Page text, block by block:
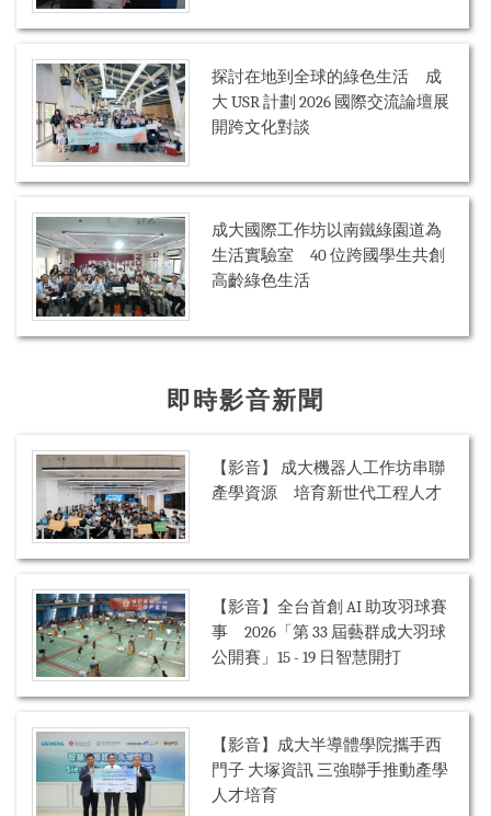
探討在地到全球的綠色生活 成
大 USR 計劃 2026 國際交流論壇展
開跨文化對談
成大國際工作坊以南鐵綠園道為
生活實驗室 40 位跨國學生共創
高齡綠色生活
即時影音新聞
【影音】 成大機器人工作坊串聯
產學資源 培育新世代工程人才
【影音】全台首創 AI 助攻羽球賽
事 2026「第 33 屆藝群成大羽球
公開賽」15 - 19 日智慧開打
【影音】成大半導體學院攜手西
門子 大塚資訊 三強聯手推動產學
人才培育